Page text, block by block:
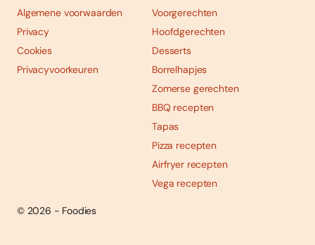
Algemene voorwaarden
Privacy
Cookies
Privacyvoorkeuren
Voorgerechten
Hoofdgerechten
Desserts
Borrelhapjes
Zomerse gerechten
BBQ recepten
Tapas
Pizza recepten
Airfryer recepten
Vega recepten
© 2026 - Foodies